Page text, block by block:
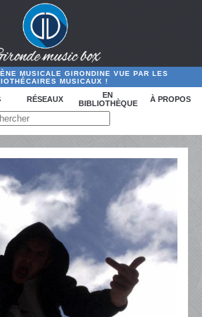
MUSICALE GIRONDINE VUE PAR LES
MUSICAUX !
RÉSEAUX
EN
BIBLIOTHÈQUE
À PROPOS